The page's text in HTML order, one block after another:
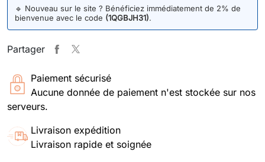
🔹 Nouveau sur le site ? Bénéficiez immédiatement de 2% de
bienvenue avec le code (1QGBJH31).
Partager
Paiement sécurisé
Aucune donnée de paiement n'est stockée sur nos
serveurs.
Livraison expédition
Livraison rapide et soignée